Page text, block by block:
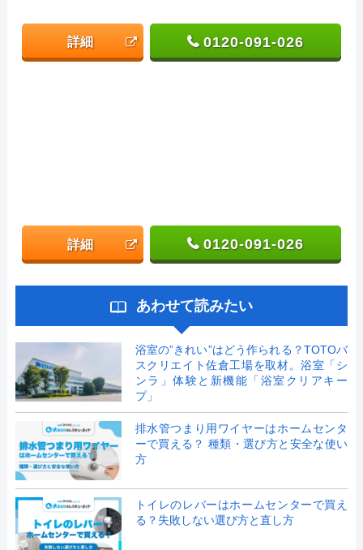
詳細 0120-091-026
詳細 0120-091-026
あわせて読みたい
浴室の”きれい”はどう作られる？TOTOバ
スクリエイト佐倉工場を取材。浴室「シ
ンラ」体験と新機能「浴室クリアキー
プ」
排水管つまり用ワイヤーはホームセンタ
ーで買える？ 種類・選び方と安全な使い
方
トイレのレバーはホームセンターで買え
る？失敗しない選び方と直し方